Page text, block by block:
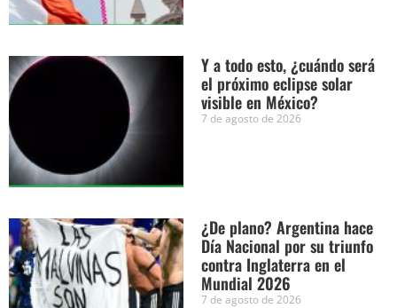
Y a todo esto, ¿cuándo será
el próximo eclipse solar
visible en México?
7 de agosto de 2026
¿De plano? Argentina hace
Día Nacional por su triunfo
contra Inglaterra en el
Mundial 2026
7 de agosto de 2026